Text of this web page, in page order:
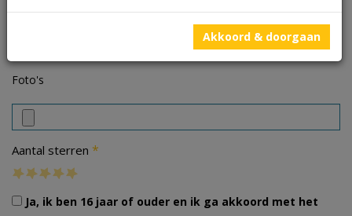
Foto's
Aantal sterren *
Ja, ik ben 16 jaar of ouder en ik ga akkoord met het
Akkoord & doorgaan